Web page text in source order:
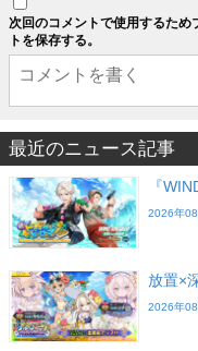
次回のコメントで使用するため
トを保存する。
最近のニュース記事
『
2026年
放置×
2026年